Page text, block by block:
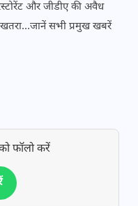
और जीडीए की अवैध
खतरा…जानें सभी प्रमुख खबरें
फॉलो करें